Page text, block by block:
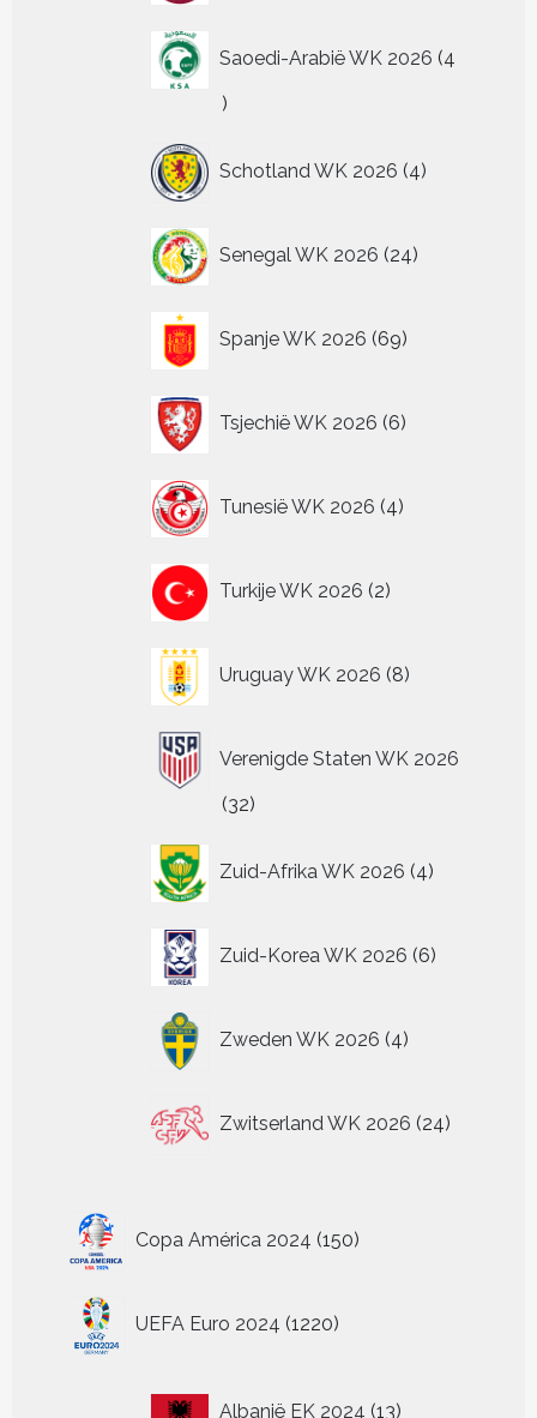
Saoedi-Arabië WK 2026 4
4
Schotland WK 2026 4
producten
Senegal WK 2026 24
producten
Spanje WK 2026 69
producten
Tsjechië WK 2026 6
producten
Tunesië WK 2026 4
producten
Turkije WK 2026 2
producten
Uruguay WK 2026 8
producten
Verenigde Staten WK 2026
3232
Zuid-Afrika WK 2026 4
producten
Zuid-Korea WK 2026 6
producten
Zweden WK 2026 4
producten
Zwitserland WK 2026 24
producten
Copa América 2024 150
producten
UEFA Euro 2024 1220
producten
Albanië EK 2024 1313